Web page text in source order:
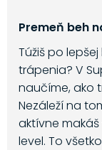
Premeň beh
Túžiš po
trápenia? V
naučíme, ako
Nezáleží na
aktívne
level. To